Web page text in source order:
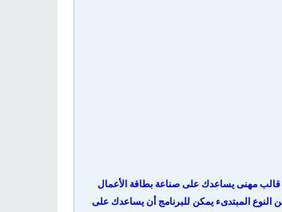
أفضل برنامج لصناعة بطاقة الأعمال يحل جميع الاحتياجات الخاصة بك عندما يتعلق الأمر ببطاقات العمل والشارات يحتوى على أكثر من 550 قالب مهنى يساعدك على صناعة بطاقة الأعمال
النوع المبتدىء يمكن للبرنامج أن يساعدك على